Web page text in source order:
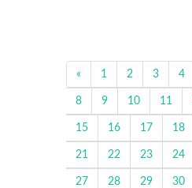
« 1 2 3 4
8 9 10 11
15 16 17 18
21 22 23 24
27 28 29 30